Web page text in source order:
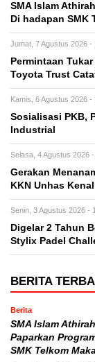
SMA Islam
Di hadapan SMK
Jumat, 7 Agustus 2026 -
Permintaan
Toyota Trust
Kamis, 6 Agustus 2026 -
Sosialisasi PKB,
Industrial
Selasa, 4 Agustus 2026
Gerakan
KKN Unhas
Senin, 3 Agustus 2026 -
Digelar 2 Tahun
Stylix Padel
BERITA
Berita
SMA Islam
Paparkan
SMK Telkom